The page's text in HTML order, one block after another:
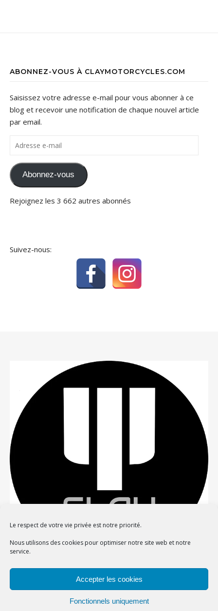
Le respect de votre vie privée est notre priorité.
Nous utilisons des cookies pour optimiser notre site web et notre
service.
Accepter les cookies
Fonctionnels uniquement
ABONNEZ-VOUS À CLAYMOTORCYCLES.COM
Saisissez votre adresse e-mail pour vous abonner à ce
blog et recevoir une notification de chaque nouvel article
par email.
Adresse e-mail
Abonnez-vous
Rejoignez les 3 662 autres abonnés
Suivez-nous:
Thème Bard parWP Royal
utiliser ce site Web, vous acceptez leur utilisation.
Pour en savoir plus, notamment sur la façon de contrôler les cookies,
Politique relative aux cookies